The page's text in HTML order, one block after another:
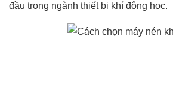
đầu trong ngành thiết bị khí động học.